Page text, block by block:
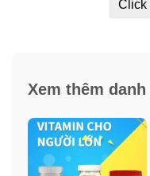
Hỗn hợp vitamin và
cho người trên 50 tuổi.
Công thức đặc biệt
Click
Xem thêm